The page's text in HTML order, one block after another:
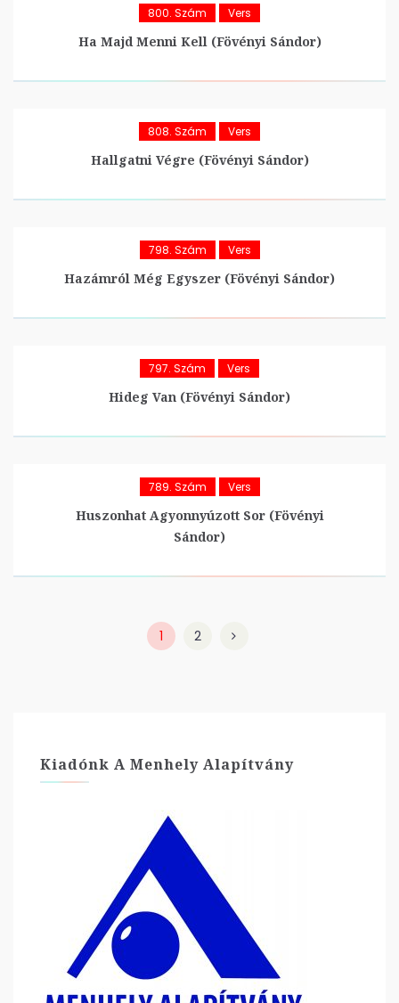
800. Szám Vers
Ha Majd Menni Kell (Fövényi Sándor)
808. Szám Vers
Hallgatni Végre (Fövényi Sándor)
798. Szám Vers
Hazámról Még Egyszer (Fövényi Sándor)
797. Szám Vers
Hideg Van (Fövényi Sándor)
789. Szám Vers
Huszonhat Agyonnyúzott Sor (Fövényi
Sándor)
1 2
Kiadónk A Menhely Alapítvány